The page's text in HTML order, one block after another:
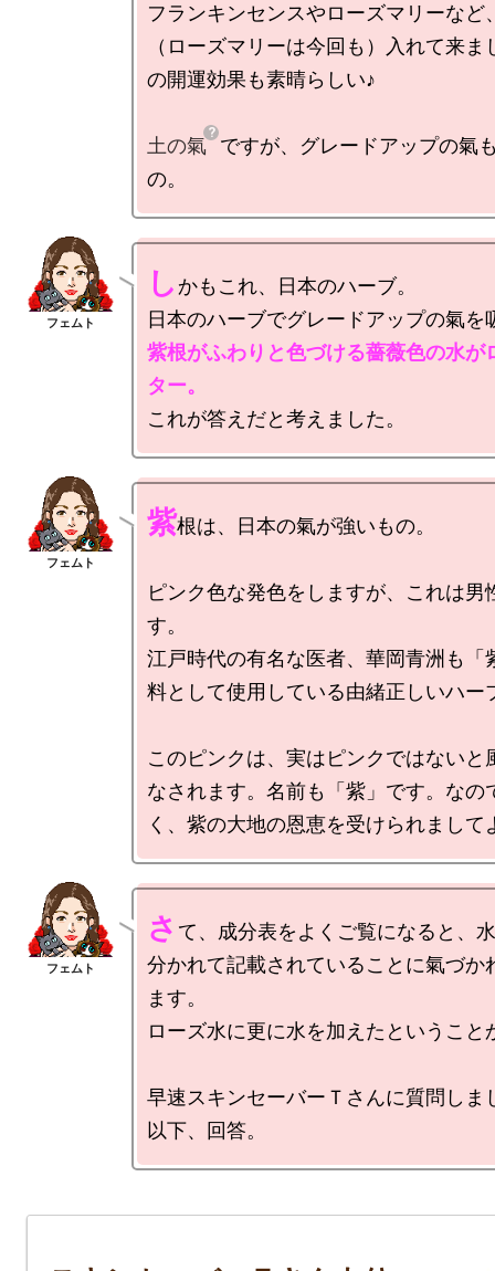
フランキンセンスやローズマリーなど
（ローズマリーは今回も）入れて来ま
の開運効果も素晴らしい♪
土の氣
ですが、グレードアップの氣
しかもこれ、日本のハーブ。
紫根がふわりと色づける薔薇色の水が
ター。
紫根は、日本の氣が強いもの。
ピンク色な発色をしますが、これは男
す。
江戸時代の有名な医者、華岡青洲も「
料として使用している由緒正しいハー
このピンクは、実はピンクではないと
なされます。名前も「紫」です。なの
さ て、成分表をよくご覧になると、
分かれて記載されていることに氣づか
ます。
ローズ水に更に水を加えたということ
早速スキンセーバーＴさんに質問しま